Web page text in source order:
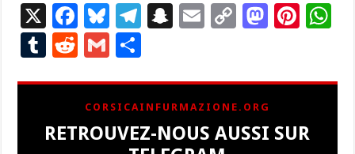
X
F
ac
e
b
o
o
Bl
u
es
ky
T
gr
a
m
S
p
c
h
E
l
C
y
Li
n
M
d
n
Pi
es
T
bl
r
R
d
di
t
G
ai
l
ta
g
er
CORSICAINFURMAZIONE.ORG
RETROUVEZ-NOUS AUSSI SUR